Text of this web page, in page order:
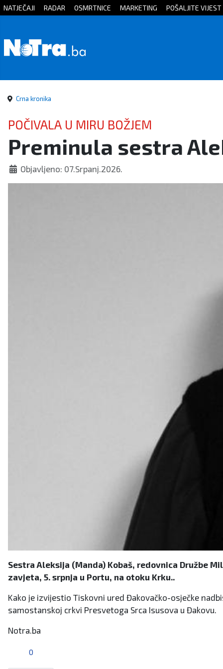
Početna
Sport
Kultura
Crna
kronika
NATJEČAJI RADAR OSMRTNICE MARKETING POŠALJITE VIJEST
Crna kronika
POČIVALA U MIRU BOŽJEM
Preminula sestra
Objavljeno: 07.Srpanj.2026.
Sestra Aleksija (Manda) Kobaš, redovnica Družbe
zavjeta, 5. srpnja u Portu, na otoku Krku..
Kako je izvijestio Tiskovni ured Đakovačko-osječke
samostanskoj crkvi Presvetoga Srca Isusova u Đakovu.
Notra.ba
0